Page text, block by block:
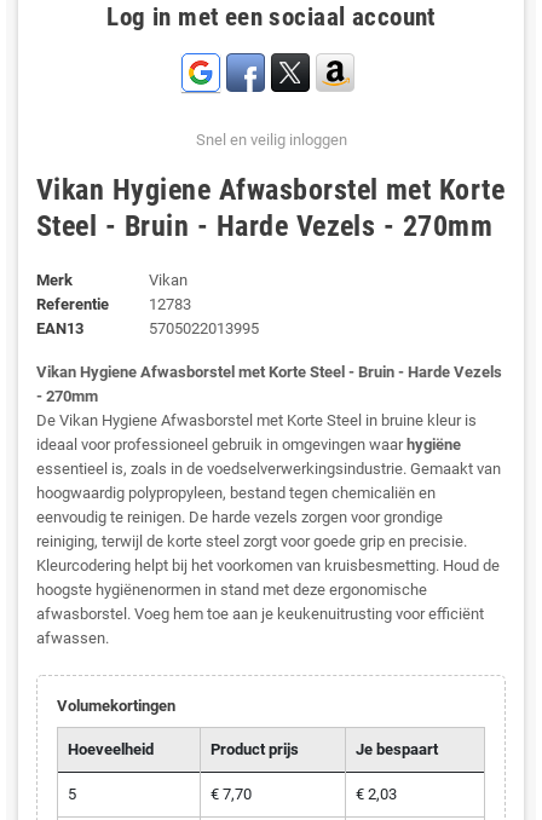
Log in met een sociaal account
Snel en veilig inloggen
Vikan Hygiene Afwasborstel met Korte
Steel - Bruin - Harde Vezels - 270mm
Merk
Vikan
Referentie
12783
EAN13
5705022013995
Vikan Hygiene Afwasborstel met Korte Steel - Bruin - Harde Vezels
- 270mm
De Vikan Hygiene Afwasborstel met Korte Steel in bruine kleur is
ideaal voor professioneel gebruik in omgevingen waar hygiëne
essentieel is, zoals in de voedselverwerkingsindustrie. Gemaakt van
hoogwaardig polypropyleen, bestand tegen chemicaliën en
eenvoudig te reinigen. De harde vezels zorgen voor grondige
reiniging, terwijl de korte steel zorgt voor goede grip en precisie.
Kleurcodering helpt bij het voorkomen van kruisbesmetting. Houd de
hoogste hygiënenormen in stand met deze ergonomische
afwasborstel. Voeg hem toe aan je keukenuitrusting voor efficiënt
afwassen.
Volumekortingen
Hoeveelheid Product prijs Je bespaart
5 € 7,70 € 2,03